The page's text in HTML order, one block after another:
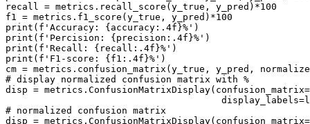
recall = metrics.recall_score(y_true, y_pred)*100
f1 = metrics.f1_score(y_true, y_pred)*100
print(f'Accuracy: {accuracy:.4f}%')
print(f'Percision: {precision:.4f}%')
print(f'Recall: {recall:.4f}%')
print(f'F1-score: {f1:.4f}%')
cm = metrics.confusion_matrix(y_true, y_pred,
# display normalized confusion matrix with %
disp =
# normalized confusion matrix
disp =